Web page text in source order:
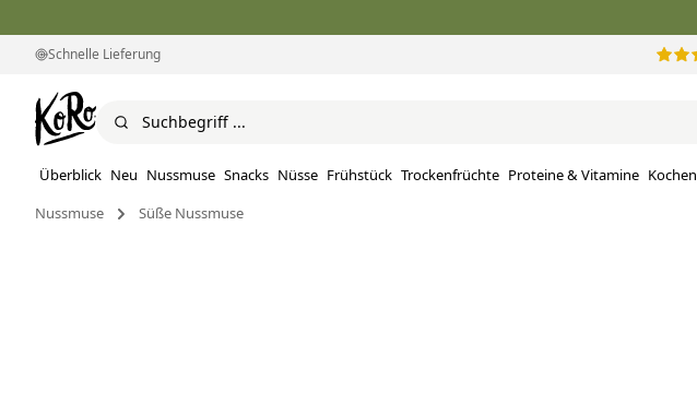
Schnelle Lieferung
Überblick Neu Nussmuse Snacks Nüsse Frühstück Trockenfrüchte Proteine ​​& Vitamine Kochen
Nussmuse
Süße Nussmuse